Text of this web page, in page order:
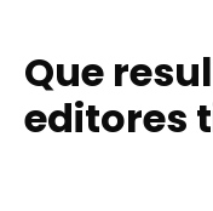
Que
editores